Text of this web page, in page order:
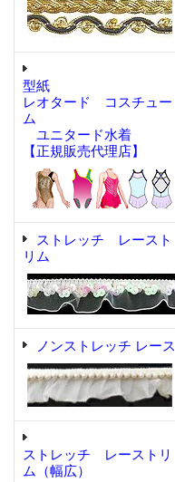
型紙
レオタード コスチュー
ム
ユニタード水着
【正規販売代理店】
ストレッチ レースト
リム
ノンストレッチ レース
ストレッチ レーストリ
ム（幅広）